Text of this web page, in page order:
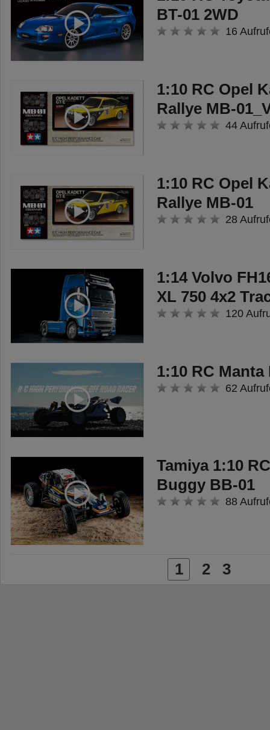
BT-01 2WD
16
1:10 RC Opel
Rallye MB-
44
1:10 RC Opel
Rallye MB-01
28
1:14 Volvo
XL 750 4x2
120
1:10 RC Manta
62
Tamiya 1:10
Buggy BB-01
88
1 2 3